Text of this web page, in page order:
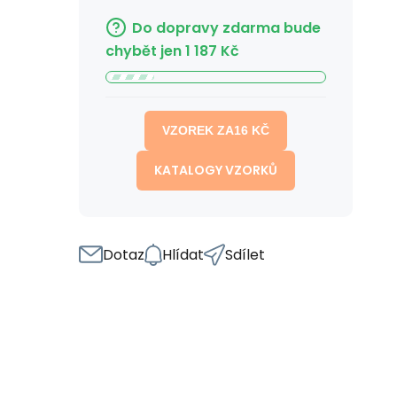
Do dopravy zdarma bude
chybět jen1 187 Kč
VZOREK ZA16 KČ
KATALOGY VZORKŮ
Dotaz Hlídat Sdílet